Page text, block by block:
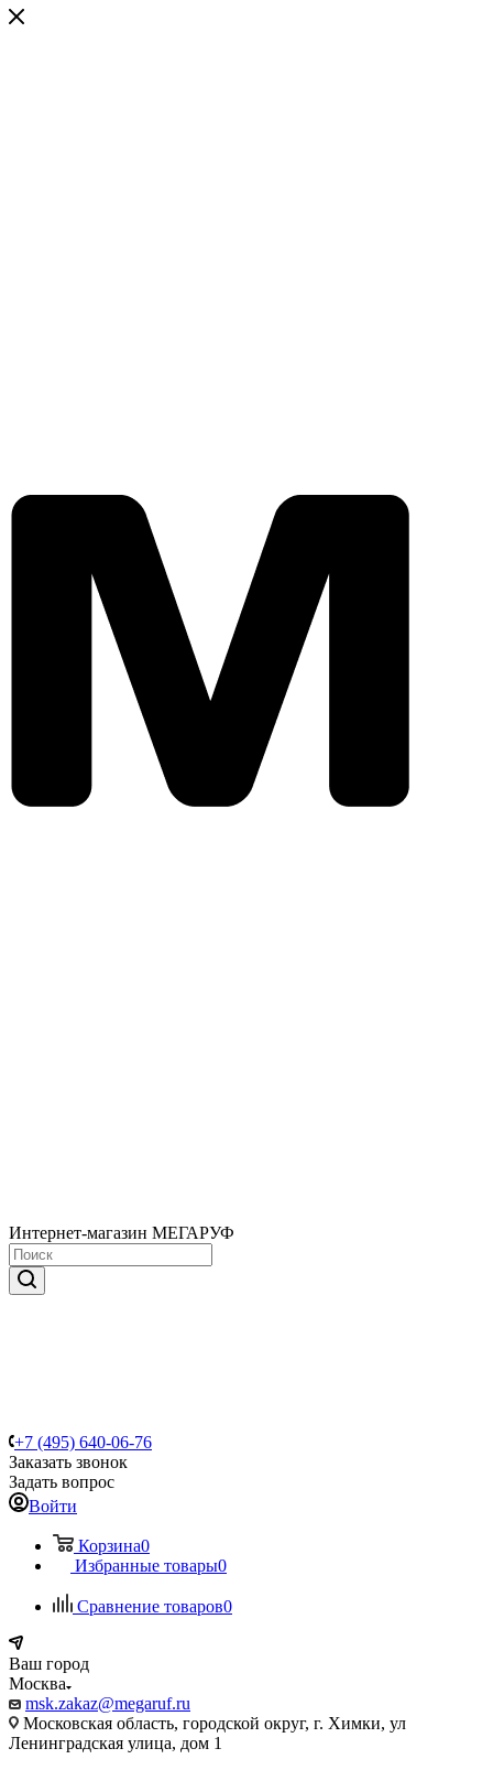
Интернет-магазин МЕГАРУФ
+7 (495) 640-06-76
Заказать звонок
Задать вопрос
Войти
Корзина0
Избранные товары0
Сравнение товаров0
Ваш город
Москва
msk.zakaz@megaruf.ru
Московская область, городской округ, г. Химки, ул
Ленинградская улица, дом 1